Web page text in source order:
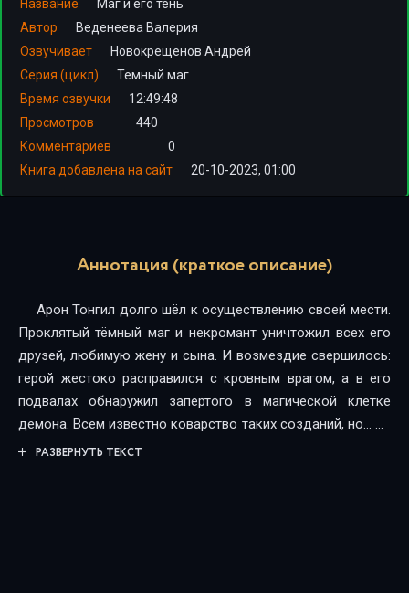
Название
Маг и его тень
Автор
Веденеева Валерия
Озвучивает
Новокрещенов Андрей
Серия (цикл)
Темный маг
Время озвучки
12:49:48
Просмотров
440
Комментариев
0
Книга добавлена на сайт
20-10-2023, 01:00
Аннотация (краткое описание)
Арон Тонгил долго шёл к осуществлению своей мести.
Проклятый тёмный маг и некромант уничтожил всех его
друзей, любимую жену и сына. И возмездие свершилось:
герой жестоко расправился с кровным врагом, а в его
подвалах обнаружил запертого в магической клетке
демона. Всем известно коварство таких созданий, но… За
свободу демон пообещал герою, что близкие ему люди
РАЗВЕРНУТЬ ТЕКСТ